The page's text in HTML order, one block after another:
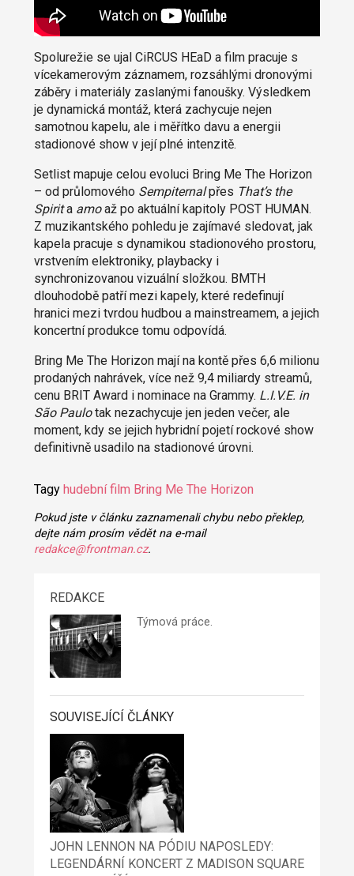
Spolurežie se ujal CiRCUS HEaD a film pracuje s
vícekamerovým záznamem, rozsáhlými dronovými
záběry i materiály zaslanými fanoušky. Výsledkem
je dynamická montáž, která zachycuje nejen
samotnou kapelu, ale i měřítko davu a energii
stadionové show v její plné intenzitě.
Setlist mapuje celou evoluci Bring Me The Horizon
– od průlomového Sempiternalpřes That’s the
Spirita amoaž po aktuální kapitoly POST HUMAN.
Z muzikantského pohledu je zajímavé sledovat, jak
kapela pracuje s dynamikou stadionového prostoru,
vrstvením elektroniky, playbacky i
synchronizovanou vizuální složkou. BMTH
dlouhodobě patří mezi kapely, které redefinují
hranici mezi tvrdou hudbou a mainstreamem, a jejich
koncertní produkce tomu odpovídá.
Bring Me The Horizon mají na kontě přes 6,6 milionu
prodaných nahrávek, více než 9,4 miliardy streamů,
cenu BRIT Award i nominace na Grammy. L.I.V.E. in
São Paulotak nezachycuje jen jeden večer, ale
moment, kdy se jejich hybridní pojetí rockové show
definitivně usadilo na stadionové úrovni.
Tagy hudební film Bring Me The Horizon
Pokud jste v článku zaznamenali chybu nebo překlep,
dejte nám prosím vědět na e-mail
redakce@frontman.cz.
REDAKCE
Týmová práce.
SOUVISEJÍCÍ ČLÁNKY
JOHN LENNON NA PÓDIU NAPOSLEDY:
LEGENDÁRNÍ KONCERT Z MADISON SQUARE